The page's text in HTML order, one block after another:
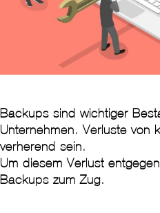
Backups sind wichtiger
Unternehmen. Verluste von
verherend sein.
Um diesem Verlust
Backups zum Zug.